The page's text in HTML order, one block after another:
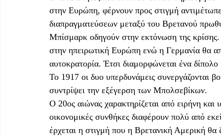
στην Ευρώπη, φέρνουν προς στιγμή
διαπραγματεύσεων μεταξύ του Βρετανού
Μπίσμαρκ οδηγούν στην εκτόνωση της
στην ηπειρωτική Ευρώπη ενώ η Γερμανία θα
αυτοκρατορία. Έτσι διαμορφώνεται ένα
Το 1917 οι δυο υπερδυνάμεις συνεργάζονται
συντρίψει την εξέγερση των Μπολσεβίκων.
Ο 20ος αιώνας χαρακτηρίζεται από ειρήνη και
οικονομικές συνθήκες διαφέρουν πολύ από
έρχεται η στιγμή που η Βρετανική Αμερική θα